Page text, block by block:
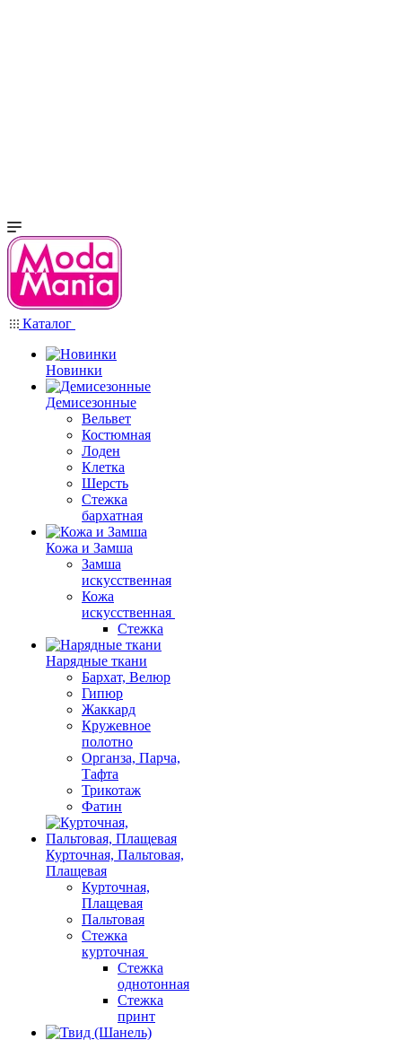
Каталог
Новинки
Демисезонные
Вельвет
Костюмная
Лоден
Клетка
Шерсть
Стежка
бархатная
Кожа и Замша
Замша
искусственная
Кожа
искусственная
Стежка
Нарядные ткани
Бархат, Велюр
Гипюр
Жаккард
Кружевное
полотно
Органза, Парча,
Тафта
Трикотаж
Фатин
Курточная, Пальтовая,
Плащевая
Курточная,
Плащевая
Пальтовая
Стежка
курточная
Стежка
однотонная
Стежка
принт